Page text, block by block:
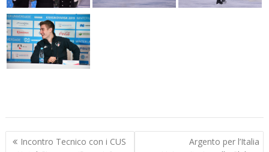
Navigazione
Incontro Tecnico con i CUS
Argento per l’Italia